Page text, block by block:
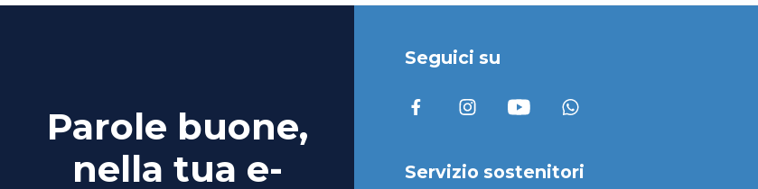
Parole buone,
nella tua e-
Seguici su
Servizio sostenitori